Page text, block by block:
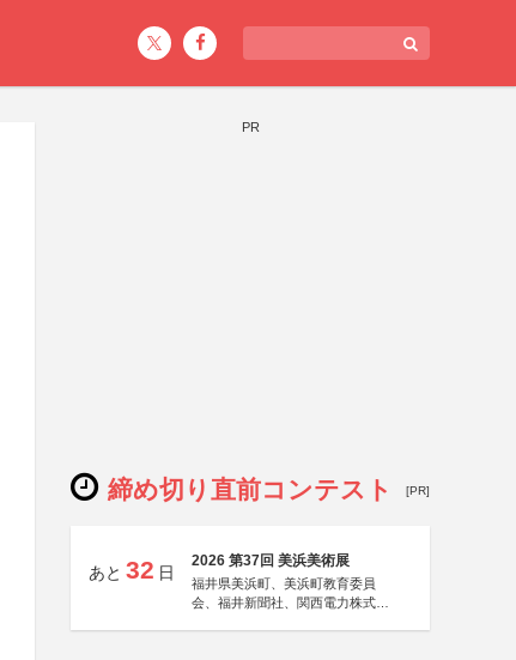
PR
締め切り直前コンテスト [PR]
あと 32 日
2026 第37回 美浜美術展
福井県美浜町、美浜町教育委員
会、福井新聞社、関西電力株式会